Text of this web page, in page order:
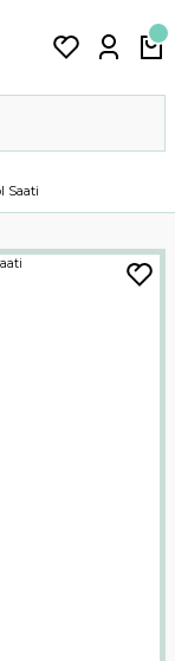
Saati